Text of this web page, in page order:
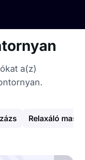
a(z)
Relaxáló